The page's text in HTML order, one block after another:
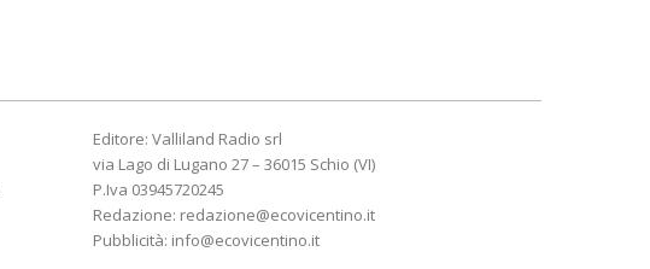
Editore: Valliland Radio srl
via Lago di Lugano 27 – 36015 Schio (VI)
P.Iva 03945720245
Redazione: redazione@ecovicentino.it
Pubblicità: info@ecovicentino.it